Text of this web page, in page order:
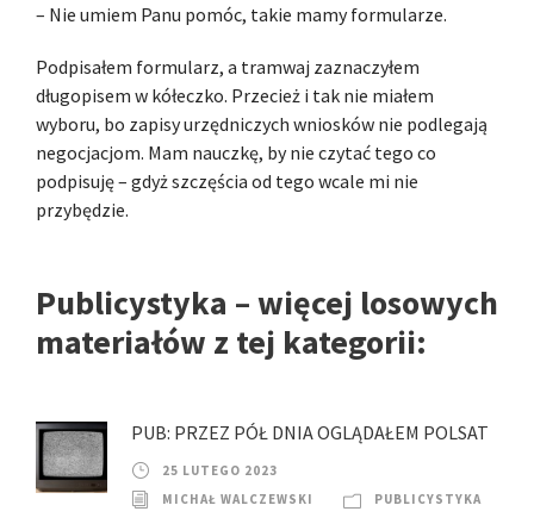
– Nie umiem Panu pomóc, takie mamy formularze.
Podpisałem formularz, a tramwaj zaznaczyłem
długopisem w kółeczko. Przecież i tak nie miałem
wyboru, bo zapisy urzędniczych wniosków nie podlegają
negocjacjom. Mam nauczkę, by nie czytać tego co
podpisuję – gdyż szczęścia od tego wcale mi nie
przybędzie.
Publicystyka – więcej losowych
materiałów z tej kategorii:
PUB: PRZEZ PÓŁ DNIA OGLĄDAŁEM POLSAT
25 LUTEGO 2023
MICHAŁ WALCZEWSKI
PUBLICYSTYKA